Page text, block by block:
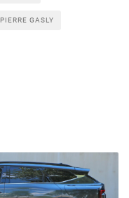
PIERRE GASLY